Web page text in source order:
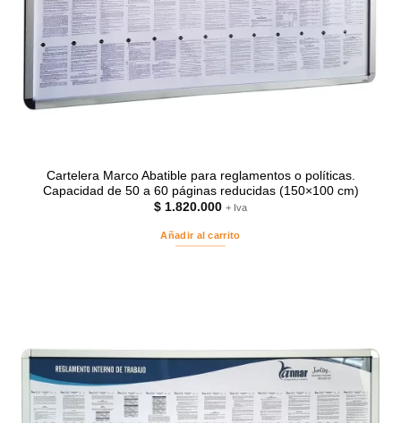
Cartelera Marco Abatible para reglamentos o políticas.
Capacidad de 50 a 60 páginas reducidas (150×100 cm)
$ 1.820.000 + Iva
Añadir al carrito